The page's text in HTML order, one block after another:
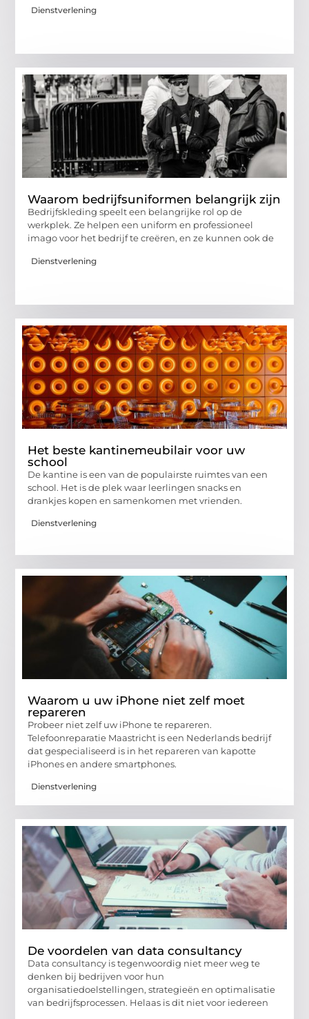
Dienstverlening
Waarom bedrijfsuniformen belangrijk zijn
Bedrijfskleding speelt een belangrijke rol op de
werkplek. Ze helpen een uniform en professioneel
imago voor het bedrijf te creëren, en ze kunnen ook de
Dienstverlening
Het beste kantinemeubilair voor uw
school
De kantine is een van de populairste ruimtes van een
school. Het is de plek waar leerlingen snacks en
drankjes kopen en samenkomen met vrienden.
Dienstverlening
Waarom u uw iPhone niet zelf moet
repareren
Probeer niet zelf uw iPhone te repareren.
Telefoonreparatie Maastricht is een Nederlands bedrijf
dat gespecialiseerd is in het repareren van kapotte
iPhones en andere smartphones.
Dienstverlening
De voordelen van data consultancy
Data consultancy is tegenwoordig niet meer weg te
denken bij bedrijven voor hun
organisatiedoelstellingen, strategieën en optimalisatie
van bedrijfsprocessen. Helaas is dit niet voor iedereen